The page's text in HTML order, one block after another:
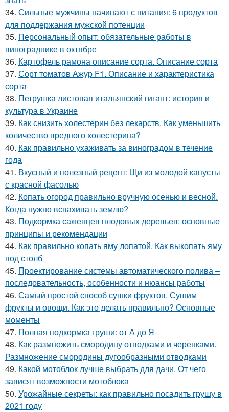
34. Сильные мужчины начинают с питания: 6 продуктов
для поддержания мужской потенции
35. Персональный опыт: обязательные работы в
винограднике в октябре
36. Картофель рамона описание сорта. Описание сорта
37. Сорт томатов Ажур F1. Описание и характеристика
сорта
38. Петрушка листовая итальянский гигант: история и
культура в Украине
39. Как снизить холестерин без лекарств. Как уменьшить
количество вредного холестерина?
40. Как правильно ухаживать за виноградом в течение
года
41. Вкусный и полезный рецепт: Щи из молодой капусты
с красной фасолью
42. Копать огород правильно вручную осенью и весной.
Когда нужно вспахивать землю?
43. Подкормка саженцев плодовых деревьев: основные
принципы и рекомендации
44. Как правильно копать яму лопатой. Как выкопать яму
под столб
45. Проектирование системы автоматического полива –
последовательность, особенности и нюансы работы
46. Самый простой способ сушки фруктов. Сушим
фрукты и овощи. Как это делать правильно? Основные
моменты
47. Полная подкормка груши: от А до Я
48. Как размножить смородину отводками и черенками.
Размножение смородины дугообразными отводками
49. Какой мотоблок лучше выбрать для дачи. От чего
зависят возможности мотоблока
50. Урожайные секреты: как правильно посадить грушу в
2021 году